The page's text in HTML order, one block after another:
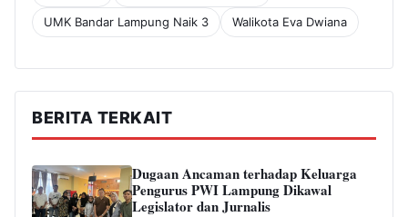
UMK Bandar Lampung Naik 3 Walikota Eva Dwiana
BERITA TERKAIT
Dugaan Ancaman terhadap Keluarga
Pengurus PWI Lampung Dikawal
Legislator dan Jurnalis